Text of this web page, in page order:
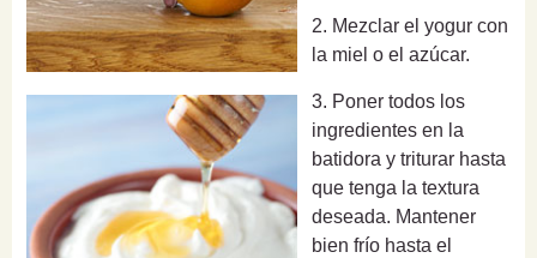
2. Mezclar el yogur con
la miel o el azúcar.
3. Poner todos los
ingredientes en la
batidora y triturar hasta
que tenga la textura
deseada. Mantener
bien frío hasta el